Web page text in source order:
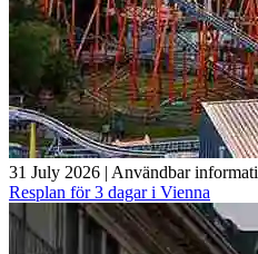
31 July 2026 | Användbar
Resplan för 3 dagar i Vienna